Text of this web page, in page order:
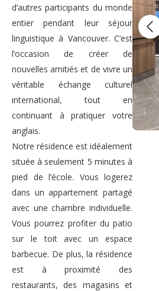
d’autres participants du monde
entier pendant leur séjour
linguistique à Vancouver. C’est
l’occasion de créer de
nouvelles amitiés et de vivre un
véritable échange culturel
international, tout en
continuant à pratiquer votre
anglais.
Notre résidence est idéalement
située à seulement 5 minutes à
pied de l’école. Vous logerez
dans un appartement partagé
avec une chambre individuelle.
Vous pourrez profiter du patio
sur le toit avec un espace
barbecue. De plus, la résidence
est à proximité des
restaurants, des magasins et